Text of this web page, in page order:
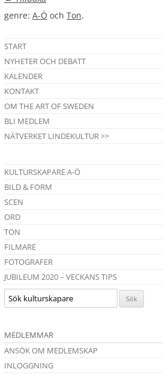
genre: A-Ö och Ton.
START
NYHETER OCH DEBATT
KALENDER
KONTAKT
OM THE ART OF SWEDEN
BLI MEDLEM
NÄTVERKET LINDEKULTUR >>
KULTURSKAPARE A-Ö
BILD & FORM
SCEN
ORD
TON
FILMARE
FOTOGRAFER
JUBILEUM 2020 – VECKANS TIPS
MEDLEMMAR
ANSÖK OM MEDLEMSKAP
INLOGGNING